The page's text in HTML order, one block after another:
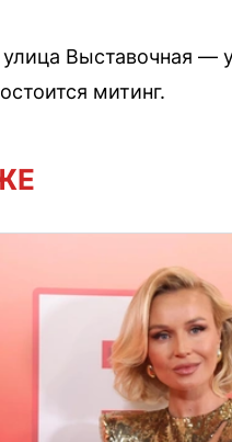
улица Выставочная —
митинг.